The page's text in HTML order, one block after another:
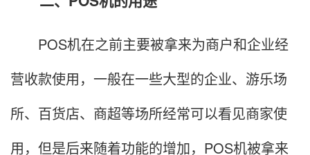
POS机在之前主要被拿来为商户和企业经
营收款使用，一般在一些大型的企业、游乐场
所、百货店、商超等场所经常可以看见商家使
用，但是后来随着功能的增加，POS机被拿来